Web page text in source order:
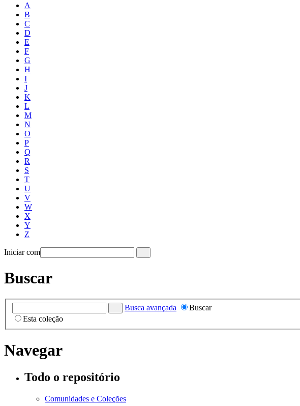
A
B
C
D
E
F
G
H
I
J
K
L
M
N
O
P
Q
R
S
T
U
V
W
X
Y
Z
Iniciar com
Buscar
Busca avançada
Buscar
Esta coleção
Navegar
Todo o repositório
Comunidades e Coleções